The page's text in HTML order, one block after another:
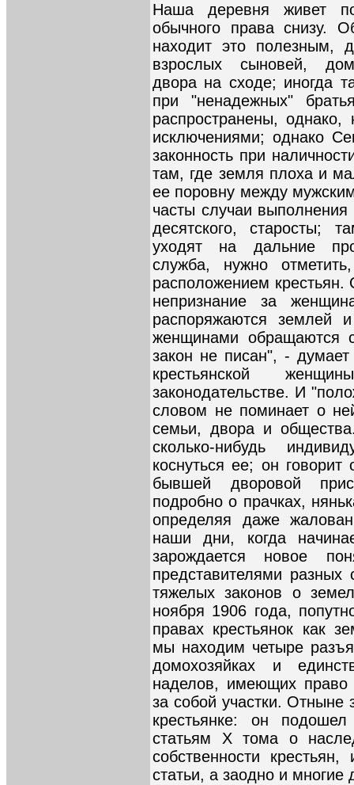
Наша деревня живет
обычного права снизу.
находит это полезным,
взрослых сыновей,
двора на сходе; иногда
при "ненадежных"
распространены,
исключениями; однако
законность при
там, где земля плоха и
ее поровну между
часты случаи
десятского, старосты;
уходят на дальние
служба, нужно
расположением
непризнание за
распоряжаются землей
женщинами обращаются
закон не писан", -
крестьянской
законодательстве. И
словом не поминает о
семьи, двора и
сколько-нибудь
коснуться ее; он
бывшей дворовой
подробно о прачках,
определяя даже
наши дни, когда
зарождается новое
представителями
тяжелых законов о
ноября 1906 года,
правах крестьянок как
мы находим четыре
домохозяйках и
наделов, имеющих право
за собой участки.
крестьянке: он
статьям Х тома о
собственности
статьи, а заодно и многие